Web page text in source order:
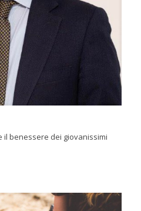
il benessere dei giovanissimi